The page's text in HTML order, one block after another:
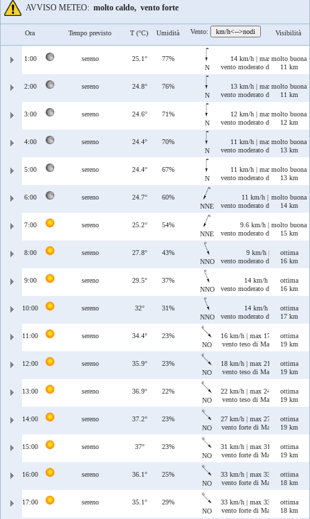
AVVISO METEO: molto caldo, vento forte
Ora Tempo previsto T (°C) Umidità Vento: km/h<-->nodi Visibilità
1:00 sereno 25.1°
77%
N
14 km/h | max 22 km/h
vento moderato di Tramontana
molto buona
11 km
2:00 sereno 24.8°
76%
N
13 km/h | max 22 km/h
vento moderato di Tramontana
molto buona
11 km
3:00 sereno 24.6°
71%
N
12 km/h | max 21 km/h
vento moderato di Tramontana
molto buona
12 km
4:00 sereno 24.4°
70%
N
11 km/h | max 19 km/h
vento moderato di Tramontana
molto buona
13 km
5:00 sereno 24.4°
67%
N
11 km/h | max 17 km/h
vento moderato di Tramontana
molto buona
13 km
6:00 sereno 24.7°
60%
NNE
11 km/h | max 16 km/h
vento moderato di Tramontana/
molto buona
14 km
7:00 sereno 25.2°
54%
NNE
9.6 km/h | max 13 km/h
vento moderato di Tramontana/
molto buona
15 km
8:00 sereno 27.8°
43%
NNO
9 km/h | max 14 km/h
vento moderato di Maestrale/
ottima
16 km
9:00 sereno 29.5°
37%
NNO
14 km/h | max 19 km/
vento moderato di Maestrale/
ottima
16 km
10:00 sereno 32°
31%
NNO
14 km/h | max 17 km/
vento moderato di Maestrale/
ottima
17 km
11:00 sereno 34.4°
23%
NO
16 km/h | max 17 km/h
vento teso di Maestrale
ottima
19 km
12:00 sereno 35.9°
23%
NO
18 km/h | max 21 km/h
vento teso di Maestrale
ottima
19 km
13:00 sereno 36.9°
22%
NO
22 km/h | max 24 km/h
vento teso di Maestrale
ottima
19 km
14:00 sereno 37.2°
23%
NO
27 km/h | max 27 km/h
vento forte di Maestrale
ottima
19 km
15:00 sereno 37°
23%
NO
31 km/h | max 31 km/h
vento forte di Maestrale
ottima
19 km
16:00 sereno 36.1°
25%
NO
33 km/h | max 33 km/h
vento forte di Maestrale
ottima
18 km
17:00 sereno 35.1°
29%
NO
33 km/h | max 33 km/h
vento forte di Maestrale
ottima
18 km